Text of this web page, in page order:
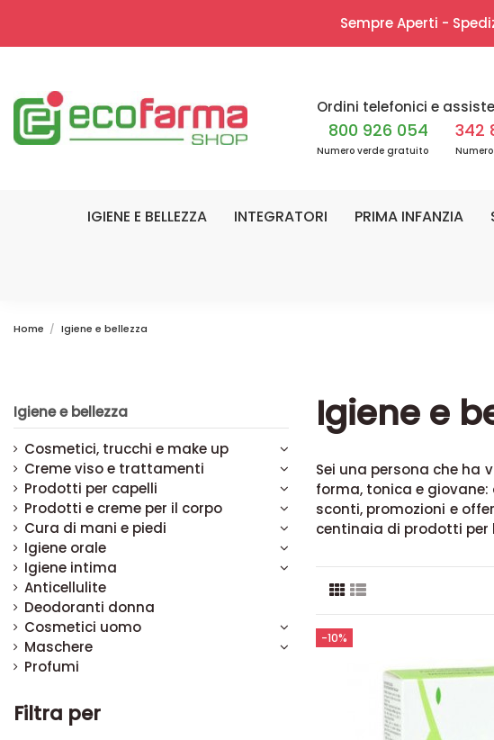
Sempre Aperti -
Ordini telefonici e
800 926 054
Numero verde gratuito
342
IGIENE E BELLEZZA INTEGRATORI PRIMA INFANZIA
Home Igiene e bellezza
Igiene e
Sei una persona che ha
forma, tonica e
sconti, promozioni e
centinaia di prodotti per
-10%
Igiene e bellezza
Cosmetici, trucchi e make up
Creme viso e trattamenti
Prodotti per capelli
Prodotti e creme per il corpo
Cura di mani e piedi
Igiene orale
Igiene intima
Anticellulite
Deodoranti donna
Cosmetici uomo
Maschere
Profumi
Filtra per